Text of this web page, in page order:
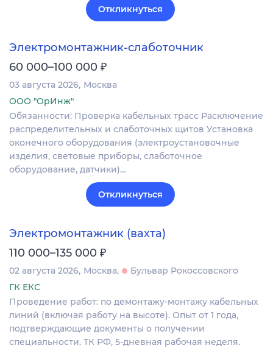
Откликнуться
Электромонтажник-слаботочник
60 000–100 000 ₽
03 августа 2026 Москва
ООО "ОрИнж"
Обязанности: Проверка кабельных трасс Расключение
распределительных и слаботочных щитов Установка
оконечного оборудования (электроустановочные
изделия, световые приборы, слаботочное
оборудование, датчики)…
Откликнуться
Электромонтажник (вахта)
110 000–135 000 ₽
02 августа 2026 Москва
Бульвар Рокоссовского
ГК ЕКС
Проведение работ: по демонтажу-монтажу кабельных
линий (включая работу на высоте). Опыт от 1 года,
подтверждающие документы о получении
специальности. ТК РФ, 5-дневная рабочая неделя.